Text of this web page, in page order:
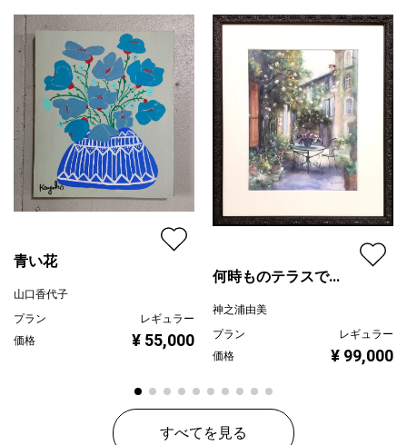
青い花
山口香代子
プラン
レギュラー
価格
¥ 55,000
何時ものテラスで...
神之浦由美
プラン
レギュラー
価格
¥ 99,000
すべてを見る